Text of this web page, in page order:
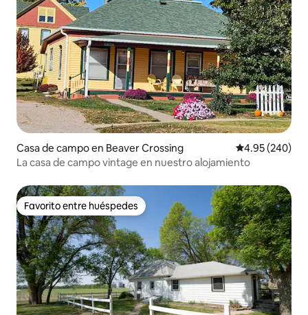
Casa de campo en Beaver Crossing Calificación
4.95 (240)
La casa de campo vintage en nuestro alojamiento
Favorito entre huéspedes
Favorito entre huéspedes